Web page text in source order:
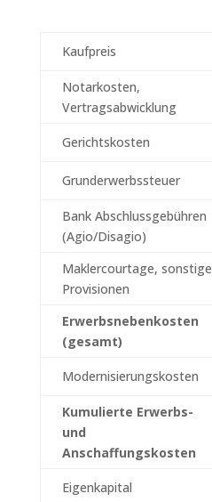
Kaufpreis
Notarkosten,
Vertragsabwicklung
Gerichtskosten
Grunderwerbssteuer
Bank Abschlussgebühren
(Agio/Disagio)
Maklercourtage, sonstige
Provisionen
Erwerbsnebenkosten
(gesamt)
Modernisierungskosten
Kumulierte Erwerbs-
und
Anschaffungskosten
Eigenkapital